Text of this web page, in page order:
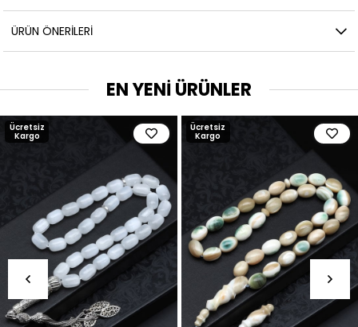
ÜRÜN ÖNERILERI
EN YENİ ÜRÜNLER
Ücretsiz
Kargo
Ücretsiz
Kargo